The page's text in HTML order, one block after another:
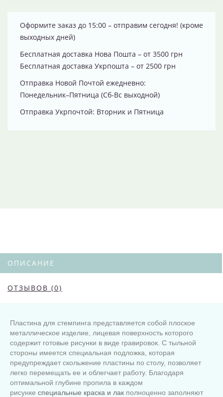
Оформите заказ до 15:00 – отправим сегодня! (кроме
выходных дней)
Бесплатная доставка Нова Пошта – от 3500 грн
Бесплатная доставка Укрпошта – от 2500 грн
Отправка Новой Почтой ежедневно:
Понедельник–Пятница (Сб-Вс выходной)
Отправка Укрпочтой: Вторник и Пятница
ОПИСАНИЕ
ОТЗЫВОВ (0)
Пластина для стемпинга представляется собой плоское
металлическое изделие, лицевая поверхность которого
содержит готовые рисунки в виде гравировок. С тыльной
стороны имеется специальная подложка, которая
предупреждает скольжение пластины по столу, позволяет
легко перемещать ее и облегчает работу. Благодаря
оптимальной глубине пропила в каждом
рисунке специальные краска и лак полноценно заполняют